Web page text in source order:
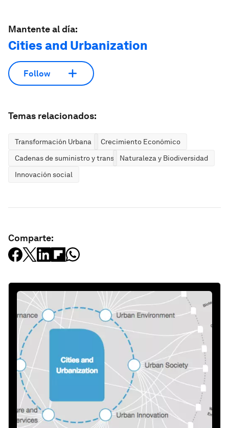
Mantente al día:
Cities and Urbanization
Follow
Temas relacionados:
Transformación Urbana
Crecimiento Económico
Cadenas de suministro y transporteNaturaleza y Biodiversidad
Innovación social
Comparte: